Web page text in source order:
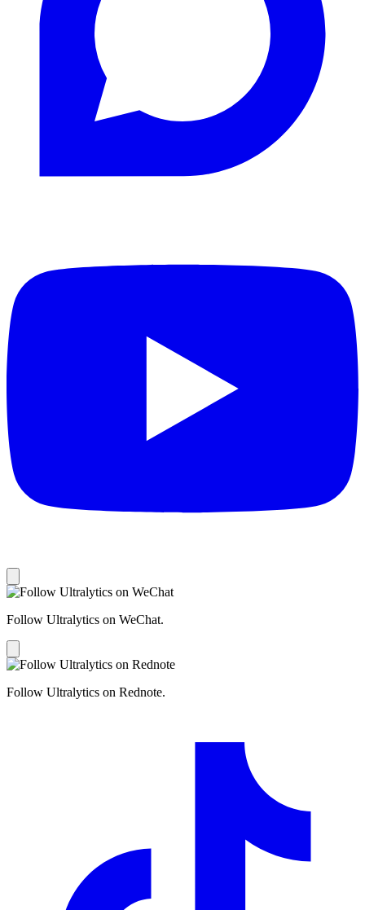
Follow Ultralytics on WeChat.
Follow Ultralytics on Rednote.